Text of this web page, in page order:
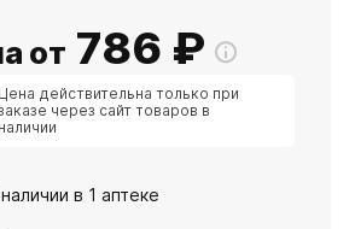
от 786 ₽
Цена действительна только при
через сайт товаров в
наличии
в 1 аптеке